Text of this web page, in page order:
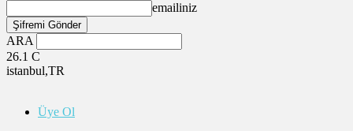
emailiniz
ARA
26.1 C
istanbul,TR
Üye Ol